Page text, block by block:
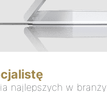
najlepszych w branży